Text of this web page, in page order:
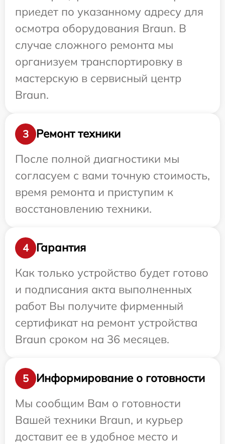
приедет по указанному адресу для
осмотра оборудования Braun. В
случае сложного ремонта мы
организуем транспортировку в
мастерскую в сервисный центр
Braun.
3
Ремонт техники
После полной диагностики мы
согласуем с вами точную стоимость,
время ремонта и приступим к
восстановлению техники.
4
Гарантия
Как только устройство будет готово
и подписания акта выполненных
работ Вы получите фирменный
сертификат на ремонт устройства
Braun сроком на 36 месяцев.
5
Информирование о готовности
Мы сообщим Вам о готовности
Вашей техники Braun, и курьер
доставит ее в удобное место и